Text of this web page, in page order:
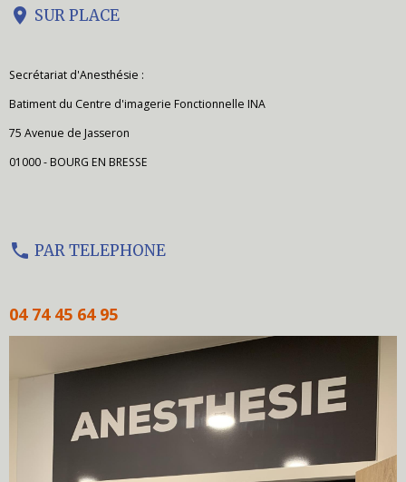
SUR PLACE
Secrétariat d'Anesthésie :
Batiment du Centre d'imagerie Fonctionnelle INA
75 Avenue de Jasseron
01000 - BOURG EN BRESSE
PAR TELEPHONE
04 74 45 64 95